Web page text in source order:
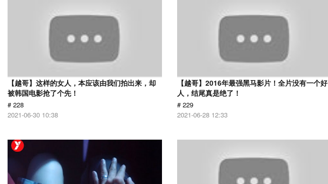
【越哥】这样的女人，本应该由我们拍出来，却
被韩国电影抢了个先！
# 228
2021-06-30 10:38
【越哥】2016年最强黑马影片！全片没有一个好
人，结尾真是绝了！
# 229
2021-06-28 12:33